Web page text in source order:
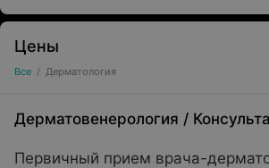
Цены
Все / Дерматология
Дерматовенерология /
Первичный прием врача-